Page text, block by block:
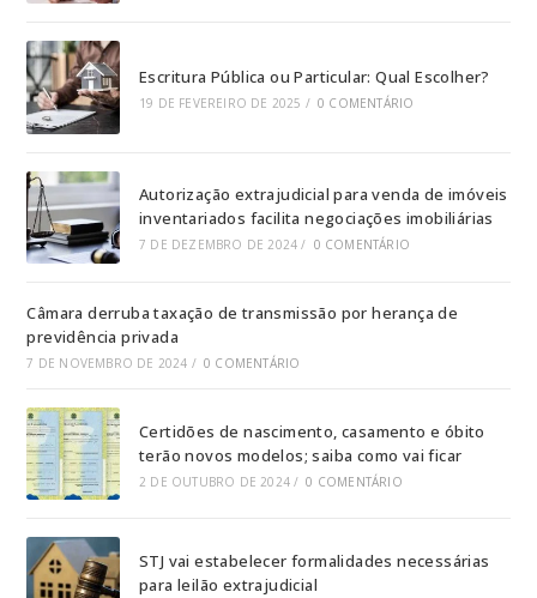
Escritura Pública ou Particular: Qual Escolher?
19 DE FEVEREIRO DE 2025 / 0 COMENTÁRIO
Autorização extrajudicial para venda de imóveis
inventariados facilita negociações imobiliárias
7 DE DEZEMBRO DE 2024 / 0 COMENTÁRIO
Câmara derruba taxação de transmissão por herança de
previdência privada
7 DE NOVEMBRO DE 2024 / 0 COMENTÁRIO
Certidões de nascimento, casamento e óbito
terão novos modelos; saiba como vai ficar
2 DE OUTUBRO DE 2024 / 0 COMENTÁRIO
STJ vai estabelecer formalidades necessárias
para leilão extrajudicial